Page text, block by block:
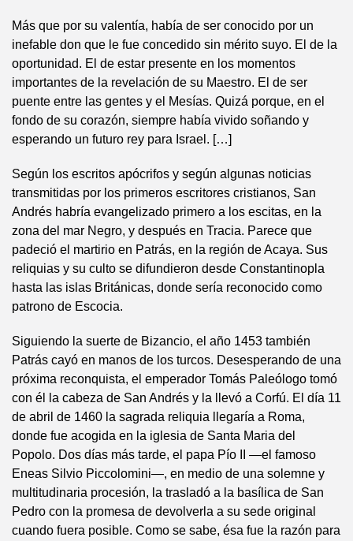
Más que por su valentía, había de ser conocido por un
inefable don que le fue concedido sin mérito suyo. El de la
oportunidad. El de estar presente en los momentos
importantes de la revelación de su Maestro. El de ser
puente entre las gentes y el Mesías. Quizá porque, en el
fondo de su corazón, siempre había vivido soñando y
esperando un futuro rey para Israel. […]
Según los escritos apócrifos y según algunas noticias
transmitidas por los primeros escritores cristianos, San
Andrés habría evangelizado primero a los escitas, en la
zona del mar Negro, y después en Tracia. Parece que
padeció el martirio en Patrás, en la región de Acaya. Sus
reliquias y su culto se difundieron desde Constantinopla
hasta las islas Británicas, donde sería reconocido como
patrono de Escocia.
Siguiendo la suerte de Bizancio, el año 1453 también
Patrás cayó en manos de los turcos. Desesperando de una
próxima reconquista, el emperador Tomás Paleólogo tomó
con él la cabeza de San Andrés y la llevó a Corfú. El día 11
de abril de 1460 la sagrada reliquia llegaría a Roma,
donde fue acogida en la iglesia de Santa Maria del
Popolo. Dos días más tarde, el papa Pío II —el famoso
Eneas Silvio Piccolomini—, en medio de una solemne y
multitudinaria procesión, la trasladó a la basílica de San
Pedro con la promesa de devolverla a su sede original
cuando fuera posible. Como se sabe, ésa fue la razón para